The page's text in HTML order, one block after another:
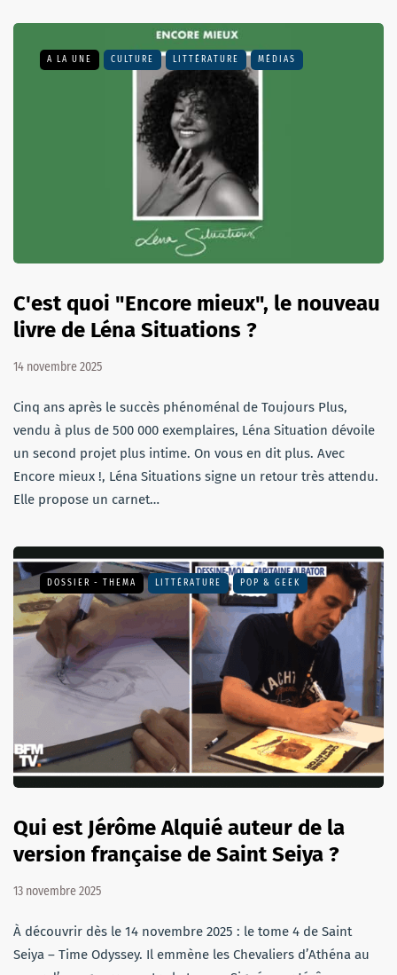
A LA UNE CULTURE LITTÉRATURE MÉDIAS
C'est quoi "Encore mieux", le nouveau
livre de Léna Situations ?
14 novembre 2025
Cinq ans après le succès phénoménal de Toujours Plus,
vendu à plus de 500 000 exemplaires, Léna Situation dévoile
un second projet plus intime. On vous en dit plus. Avec
Encore mieux !, Léna Situations signe un retour très attendu.
Elle propose un carnet…
DOSSIER - THEMA LITTÉRATURE POP & GEEK
Qui est Jérôme Alquié auteur de la
version française de Saint Seiya ?
13 novembre 2025
À découvrir dès le 14 novembre 2025 : le tome 4 de Saint
Seiya – Time Odyssey. Il emmène les Chevaliers d’Athéna au